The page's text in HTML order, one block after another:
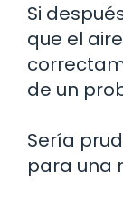
Si
que el
de un
Sería
para una